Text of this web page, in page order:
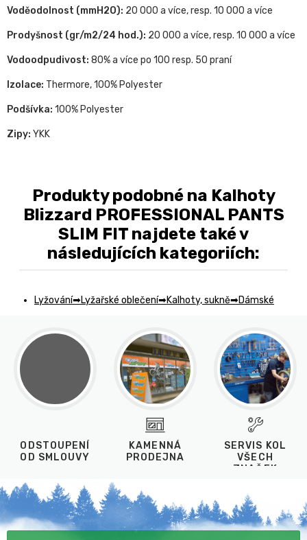
Voděodolnost (mmH2O): 20 000 a více, resp. 10 000 a více
Prodyšnost (gr/m2/24 hod.): 20 000 a více, resp. 10 000 a více
Vodoodpudivost: 80% a více po 100 resp. 50 praní
Izolace: Thermore, 100% Polyester
Podšívka: 100% Polyester
Zipy: YKK
Produkty podobné na Kalhoty
Blizzard PROFESSIONAL PANTS
SLIM FIT najdete také v
následujících kategoriích:
Lyžování Lyžařské oblečení Kalhoty, sukně Dámské
ODSTOUPENÍ
OD SMLOUVY
KAMENNÁ
PRODEJNA
SERVIS KOL
VŠECH
ZNAČEK